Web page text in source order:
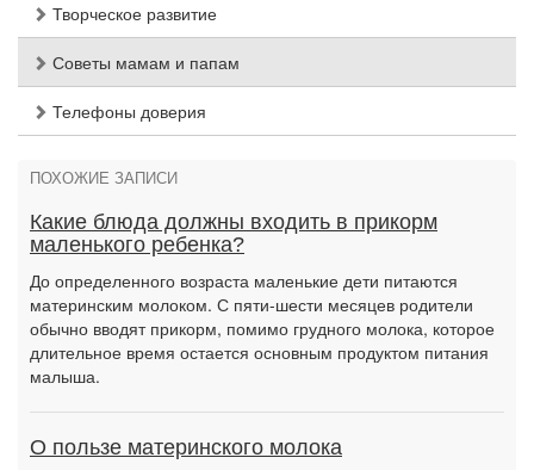
Творческое развитие
Советы мамам и папам
Телефоны доверия
ПОХОЖИЕ ЗАПИСИ
Какие блюда должны входить в прикорм
маленького ребенка?
До определенного возраста маленькие дети питаются
материнским молоком. С пяти-шести месяцев родители
обычно вводят прикорм, помимо грудного молока, которое
длительное время остается основным продуктом питания
малыша.
О пользе материнского молока